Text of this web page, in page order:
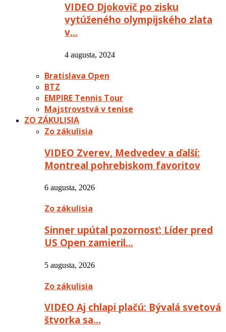
VIDEO Djokovič po zisku
vytúženého olympijského zlata
v…
4 augusta, 2024
Bratislava Open
BTZ
EMPIRE Tennis Tour
Majstrovstvá v tenise
ZO ZÁKULISIA
Zo zákulisia
VIDEO Zverev, Medvedev a ďalší:
Montreal pohrebiskom favoritov
6 augusta, 2026
Zo zákulisia
Sinner upútal pozornosť: Líder pred
US Open zamieril…
5 augusta, 2026
Zo zákulisia
VIDEO Aj chlapi plačú: Bývalá svetová
štvorka sa…